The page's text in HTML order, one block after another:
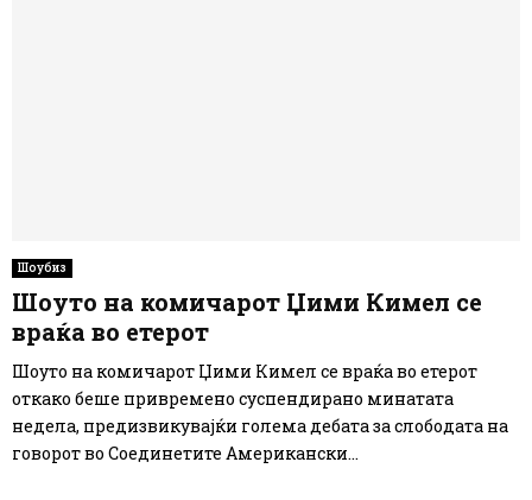
Шоубиз
Шоуто на комичарот Џими Кимел се
враќа во етерот
Шоуто на комичарот Џими Кимел се враќа во етерот
откако беше привремено суспендирано минатата
недела, предизвикувајќи голема дебата за слободата на
говорот во Соединетите Американски...